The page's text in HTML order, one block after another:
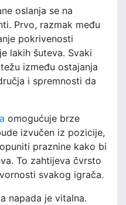
oslanja se na
Prvo, razmak među
pokrivenosti
lakih šuteva. Svaki
između ostajanja
i spremnosti da
omogućuje brze
izvučen iz pozicije,
praznine kako bi
To zahtijeva čvrsto
svakog igrača.
napada je vitalna.